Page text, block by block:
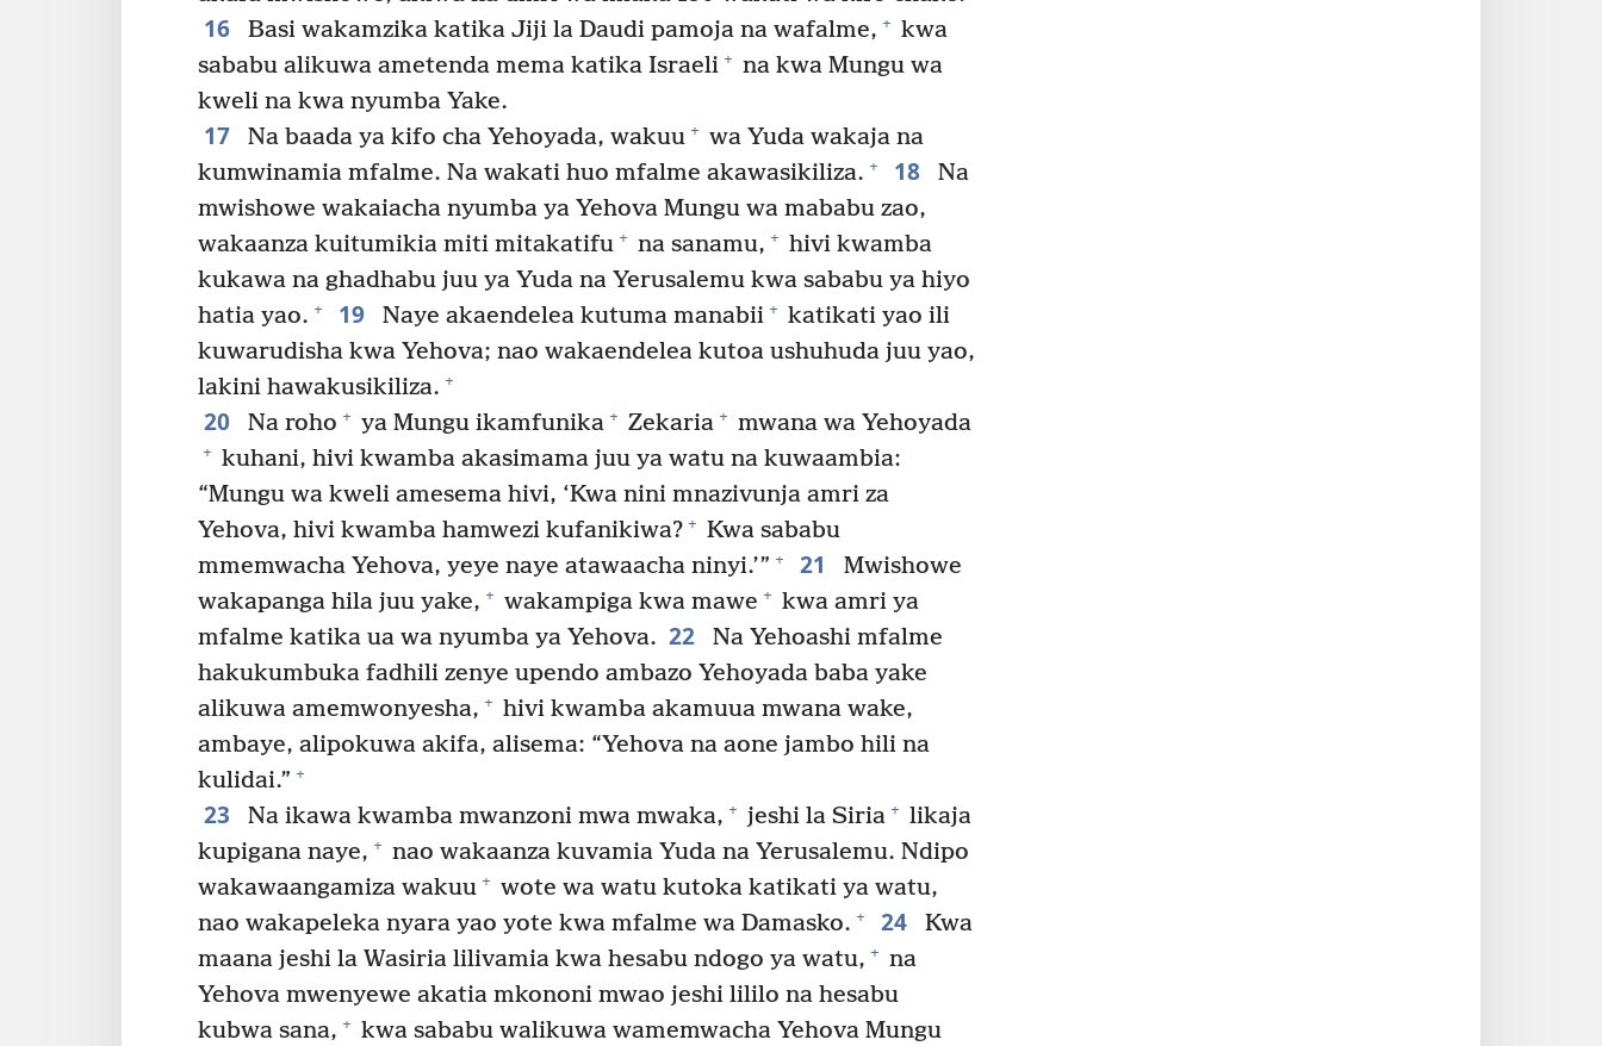
16 Basi wakamzika katika Jiji la Daudi pamoja na wafalme, + kwa
sababu alikuwa ametenda mema katika Israeli + na kwa Mungu wa
kweli na kwa nyumba Yake.
17 Na baada ya kifo cha Yehoyada, wakuu + wa Yuda wakaja na
kumwinamia mfalme. Na wakati huo mfalme akawasikiliza. + 18
Na
mwishowe wakaiacha nyumba ya Yehova Mungu wa mababu zao,
wakaanza kuitumikia miti mitakatifu + na sanamu, + hivi kwamba
kukawa na ghadhabu juu ya Yuda na Yerusalemu kwa sababu ya hiyo
hatia yao. + 19 Naye akaendelea kutuma manabii + katikati yao ili
kuwarudisha kwa Yehova; nao wakaendelea kutoa ushuhuda juu yao,
lakini hawakusikiliza. +
20 Na roho + ya Mungu ikamfunika + Zekaria + mwana wa Yehoyada
+ kuhani, hivi kwamba akasimama juu ya watu na kuwaambia:
“Mungu wa kweli amesema hivi, ‘Kwa nini mnazivunja amri za
Yehova, hivi kwamba hamwezi kufanikiwa? + Kwa sababu
mmemwacha Yehova, yeye naye atawaacha ninyi.’” + 21
Mwishowe
wakapanga hila juu yake, + wakampiga kwa mawe + kwa amri ya
mfalme katika ua wa nyumba ya Yehova. 22
Na Yehoashi mfalme
hakukumbuka fadhili zenye upendo ambazo Yehoyada baba yake
alikuwa amemwonyesha, + hivi kwamba akamuua mwana wake,
ambaye, alipokuwa akifa, alisema: “Yehova na aone jambo hili na
kulidai.” +
23 Na ikawa kwamba mwanzoni mwa mwaka, + jeshi la Siria + likaja
kupigana naye, + nao wakaanza kuvamia Yuda na Yerusalemu. Ndipo
wakawaangamiza wakuu + wote wa watu kutoka katikati ya watu,
nao wakapeleka nyara yao yote kwa mfalme wa Damasko. + 24
Kwa
maana jeshi la Wasiria lilivamia kwa hesabu ndogo ya watu, + na
Yehova mwenyewe akatia mkononi mwao jeshi lililo na hesabu
kubwa sana, + kwa sababu walikuwa wamemwacha Yehova Mungu